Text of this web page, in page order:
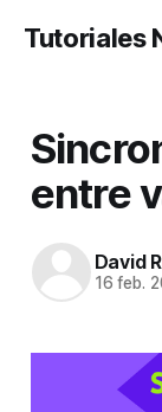
Tutoriales
entre
David
16 feb.